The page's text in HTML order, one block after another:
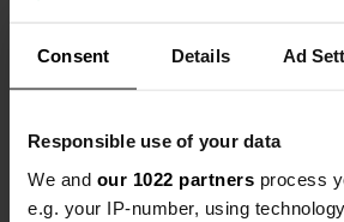
Consent Details Ad
Responsible use of your data
We and our 1022 partners process
e.g. your IP-number, using
Es-tu déjà venu ici ?